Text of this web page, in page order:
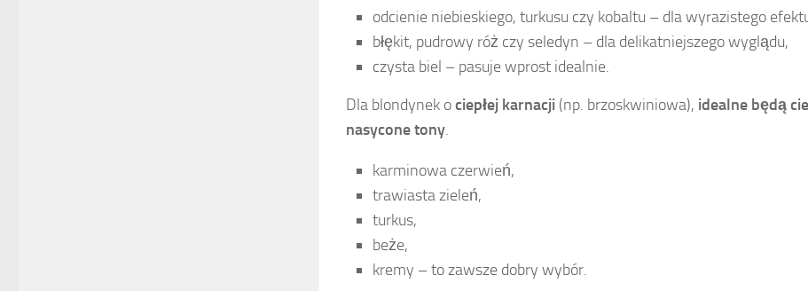
odcienie niebieskiego, turkusu czy kobaltu – dla wyrazistego
błękit, pudrowy róż czy seledyn – dla delikatniejszego wyglądu,
czysta biel – pasuje wprost idealnie.
Dla blondynek ociepłej karnacji (np. brzoskwiniowa), idealne będą
nasycone tony.
karminowa czerwień,
trawiasta zieleń,
turkus,
beże,
kremy – to zawsze dobry wybór.